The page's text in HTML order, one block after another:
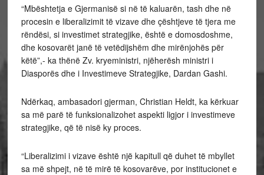
“Mbështetja e Gjermanisë si në të kaluarën, tash dhe në
procesin e liberalizimit të vizave dhe çështjeve të tjera me
rëndësi, si investimet strategjike, është e domosdoshme,
dhe kosovarët janë të vetëdijshëm dhe mirënjohës për
këtë”,- ka thënë Zv. kryeministri, njëherësh ministri i
Diasporës dhe i Investimeve Strategjike, Dardan Gashi.
Ndërkaq, ambasadori gjerman, Christian Heldt, ka kërkuar
sa më parë të funksionalizohet aspekti ligjor i investimeve
strategjike, që të nisë ky proces.
“Liberalizimi i vizave është një kapitull që duhet të mbyllet
sa më shpejt, në të mirë të kosovarëve, por institucionet e